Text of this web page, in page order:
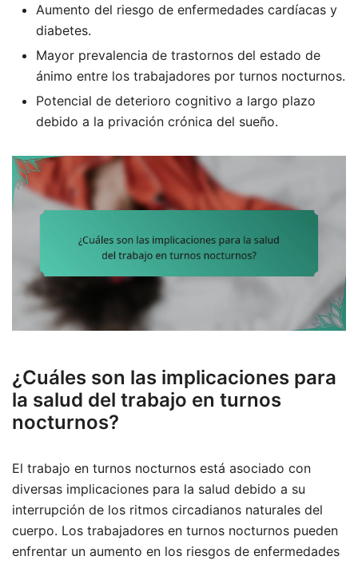
Aumento del riesgo de enfermedades cardíacas y
diabetes.
Mayor prevalencia de trastornos del estado de
ánimo entre los trabajadores por turnos nocturnos.
Potencial de deterioro cognitivo a largo plazo
debido a la privación crónica del sueño.
¿Cuáles son las implicaciones para
la salud del trabajo en turnos
nocturnos?
El trabajo en turnos nocturnos está asociado con
diversas implicaciones para la salud debido a su
interrupción de los ritmos circadianos naturales del
cuerpo. Los trabajadores en turnos nocturnos pueden
enfrentar un aumento en los riesgos de enfermedades